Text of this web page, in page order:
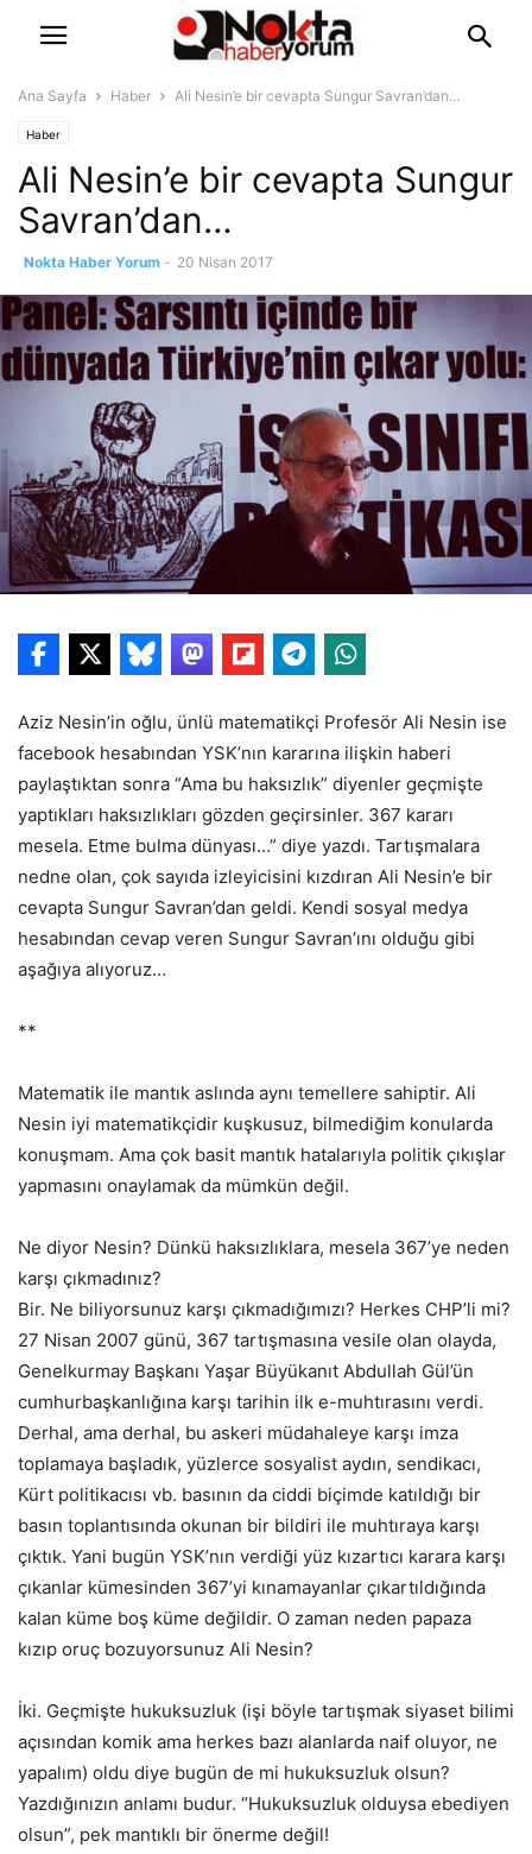
Ana Sayfa Haber Ali Nesin’e bir cevapta Sungur Savran’dan…
Haber
Ali Nesin’e bir cevapta Sungur
Savran’dan…
Nokta Haber Yorum - 20 Nisan 2017
Aziz Nesin’in oğlu, ünlü matematikçi Profesör Ali Nesin ise
facebook hesabından YSK’nın kararına ilişkin haberi
paylaştıktan sonra “Ama bu haksızlık” diyenler geçmişte
yaptıkları haksızlıkları gözden geçirsinler. 367 kararı
mesela. Etme bulma dünyası…” diye yazdı. Tartışmalara
nedne olan, çok sayıda izleyicisini kızdıran Ali Nesin’e bir
cevapta Sungur Savran’dan geldi. Kendi sosyal medya
hesabından cevap veren Sungur Savran’ını olduğu gibi
aşağıya alıyoruz…
**
Matematik ile mantık aslında aynı temellere sahiptir. Ali
Nesin iyi matematikçidir kuşkusuz, bilmediğim konularda
konuşmam. Ama çok basit mantık hatalarıyla politik çıkışlar
yapmasını onaylamak da mümkün değil.
Ne diyor Nesin? Dünkü haksızlıklara, mesela 367’ye neden
karşı çıkmadınız?
Bir. Ne biliyorsunuz karşı çıkmadığımızı? Herkes CHP’li mi?
27 Nisan 2007 günü, 367 tartışmasına vesile olan olayda,
Genelkurmay Başkanı Yaşar Büyükanıt Abdullah Gül’ün
cumhurbaşkanlığına karşı tarihin ilk e-muhtırasını verdi.
Derhal, ama derhal, bu askeri müdahaleye karşı imza
toplamaya başladık, yüzlerce sosyalist aydın, sendikacı,
Kürt politikacısı vb. basının da ciddi biçimde katıldığı bir
basın toplantısında okunan bir bildiri ile muhtıraya karşı
çıktık. Yani bugün YSK’nın verdiği yüz kızartıcı karara karşı
çıkanlar kümesinden 367’yi kınamayanlar çıkartıldığında
kalan küme boş küme değildir. O zaman neden papaza
kızıp oruç bozuyorsunuz Ali Nesin?
İki. Geçmişte hukuksuzluk (işi böyle tartışmak siyaset bilimi
açısından komik ama herkes bazı alanlarda naif oluyor, ne
yapalım) oldu diye bugün de mi hukuksuzluk olsun?
Yazdığınızın anlamı budur. “Hukuksuzluk olduysa ebediyen
olsun”, pek mantıklı bir önerme değil!